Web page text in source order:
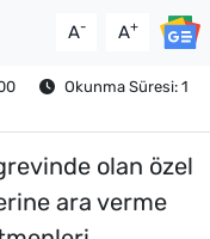
A- A+
Okunma Süresi: 1
olan özel
ara verme